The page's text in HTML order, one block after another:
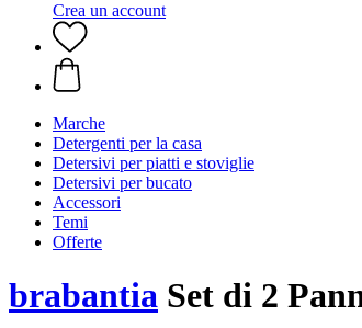
Crea un account
Marche
Detergenti per la casa
Detersivi per piatti e stoviglie
Detersivi per bucato
Accessori
Temi
Offerte
brabantia Set di 2